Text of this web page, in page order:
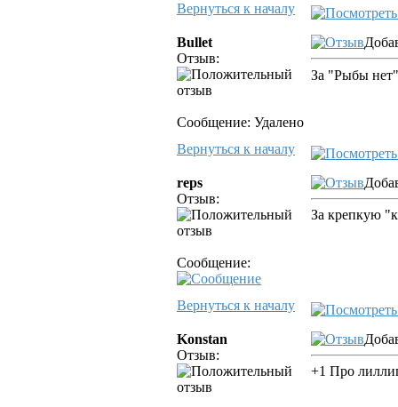
Вернуться к началу
Bullet
Отзыв:
Сообщение: Удалено
За "Рыбы
Вернуться к началу
reps
Отзыв:
Сообщение:
За крепкую
Вернуться к началу
Konstan
Отзыв:
+1 Про